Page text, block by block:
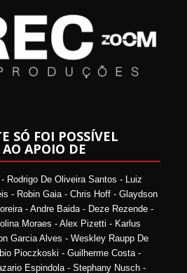
SÓ FOI POSSÍVEL
AO APOIO DE
Rodrigo De Oliveira Santos - Luiz
- Robin Gaia - Chris Hoff - Glaydson
- Andre Baida - Deze Rezende -
Moraes - Alex Pizetti - Karlus
Garcia Alves - Weskley Raupp De
Pioczkoski - Guilherme Costa -
Espindola - Stephany Nusch -